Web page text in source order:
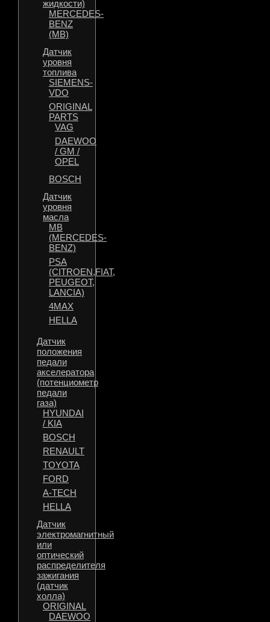
жидкости)
MERCEDES-
BENZ
(MB)
Датчик
уровня
топлива
SIEMENS-
VDO
ORIGINAL
PARTS
VAG
DAEWOO
/ GM /
OPEL
BOSCH
Датчик
уровня
масла
MB
(MERCEDES-
BENZ)
PSA
(CITROEN,FIAT,
PEUGEOT,
LANCIA)
4MAX
HELLA
Датчик
положения
педали
акселератора
(потенциометр
педали
газа)
HYUNDAI
/ KIA
BOSCH
RENAULT
TOYOTA
FORD
A-TECH
HELLA
Датчик
электромагнитный
или
оптический
распределителя
зажигания
(датчик
холла)
ORIGINAL
DAEWOO